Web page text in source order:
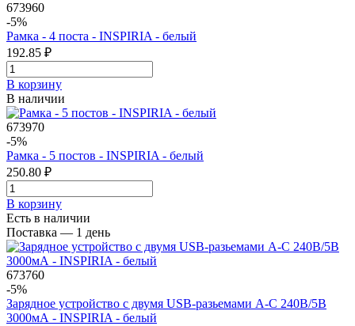
673960
-5%
Рамка - 4 поста - INSPIRIA - белый
192.85 ₽
В корзинy
В наличии
673970
-5%
Рамка - 5 постов - INSPIRIA - белый
250.80 ₽
В корзинy
Есть в наличии
Поставка — 1 день
673760
-5%
Зарядное устройство с двумя USB-разьемами A-C 240В/5В
3000мА - INSPIRIA - белый